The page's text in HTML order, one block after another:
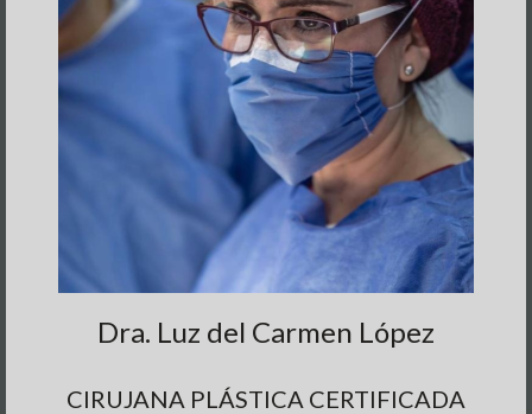
Dra. Luz del Carmen López
CIRUJANA PLÁSTICA CERTIFICADA